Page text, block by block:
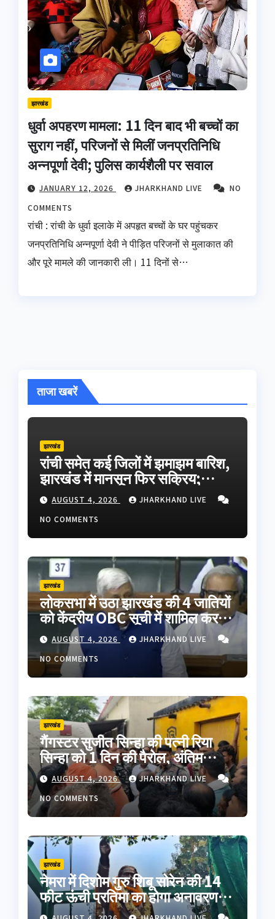
झारखंड
धुर्वा अपहरण मामला: 11 दिन बाद भी बच्चों का
सुराग नहीं, परिजनों से मिलीं जनप्रतिनिधि
अन्नपूर्णा देवी; पुलिस कार्यशैली पर सवाल
JANUARY 12, 2026 JHARKHAND LIVE
NO
COMMENTS
रांची : रांची के धुर्वा इलाके में अपहृत बच्चों के घर पहुंचकर
जनप्रतिनिधि अन्नपूर्णा देवी ने पीड़ित परिजनों से मुलाकात की
और पूरे मामले की जानकारी ली। 11 दिनों से…
ताजा खबरें
झारखंड
रांची समेत कई जिलों में झमाझम बारिश,
झारखंड में मानसून फिर सक्रिय;
लातेहार में वज्रपात से एक की मौत
AUGUST 4, 2026
JHARKHAND LIVE
NO COMMENTS
झारखंड
लोकसभा में उठा झारखंड की 4 जातियों
को केंद्रीय OBC सूची में शामिल करने
का मुद्दा, सांसद वीडी राम ने की मांग
AUGUST 4, 2026
JHARKHAND LIVE
NO COMMENTS
झारखंड
गैंगस्टर सुजीत सिन्हा की पत्नी रिया
सिन्हा को 1 दिन की पैरोल, अंतिम
संस्कार में होगी शामिल
AUGUST 4, 2026
JHARKHAND LIVE
NO COMMENTS
झारखंड
नेमरा में दिशोम गुरु शिबू सोरेन की 14
फीट ऊंची प्रतिमा का होगा अनावरण,
पैतृक गांव के विकास को मिलेगी नई